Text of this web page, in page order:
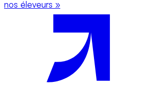
nos éleveurs »